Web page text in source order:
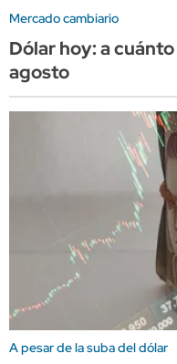
Mercado cambiario
Dólar hoy: a
agosto
A pesar de la suba del dólar